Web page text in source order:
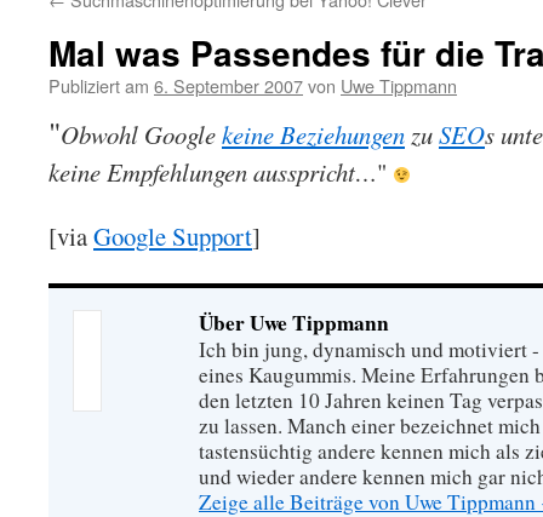
Mal was Passendes für die
Publiziert am 6. September 2007von Uwe Tippmann
"Obwohl Googlekeine BeziehungenzuSEOs
keine Empfehlungen ausspricht…"
[viaGoogle Support]
Über Uwe Tippmann
Ich bin jung, dynamisch und motiviert
eines Kaugummis. Meine Erfahrungen
den letzten 10 Jahren keinen Tag
zu lassen. Manch einer bezeichnet
tastensüchtig andere kennen mich als
und wieder andere kennen mich gar
Zeige alle Beiträge von Uwe Tippmann